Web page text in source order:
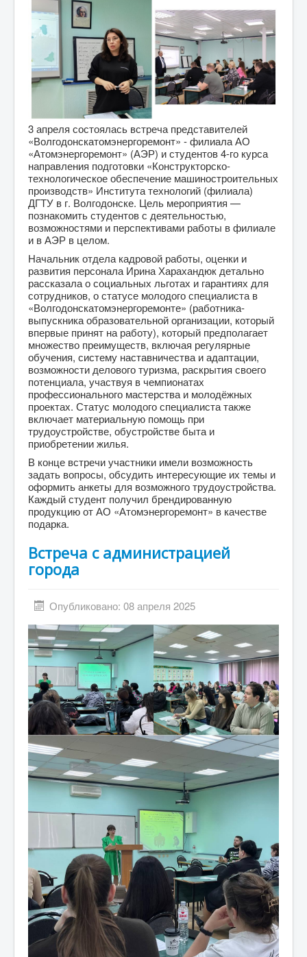
3 апреля состоялась встреча представителей
«Волгодонскатомэнергоремонт» - филиала АО
«Атомэнергоремонт» (АЭР) и студентов 4-го курса
направления подготовки «Конструкторско-
технологическое обеспечение машиностроительных
производств» Института технологий (филиала)
ДГТУ в г. Волгодонске. Цель мероприятия —
познакомить студентов с деятельностью,
возможностями и перспективами работы в филиале
и в АЭР в целом.
Начальник отдела кадровой работы, оценки и
развития персонала Ирина Харахандюк детально
рассказала о социальных льготах и гарантиях для
сотрудников, о статусе молодого специалиста в
«Волгодонскатомэнергоремонте» (работника-
выпускника образовательной организации, который
впервые принят на работу), который предполагает
множество преимуществ, включая регулярные
обучения, систему наставничества и адаптации,
возможности делового туризма, раскрытия своего
потенциала, участвуя в чемпионатах
профессионального мастерства и молодёжных
проектах. Статус молодого специалиста также
включает материальную помощь при
трудоустройстве, обустройстве быта и
приобретении жилья.
В конце встречи участники имели возможность
задать вопросы, обсудить интересующие их темы и
оформить анкеты для возможного трудоустройства.
Каждый студент получил брендированную
продукцию от АО «Атомэнергоремонт» в качестве
подарка.
Встреча с администрацией
города
Опубликовано: 08 апреля 2025